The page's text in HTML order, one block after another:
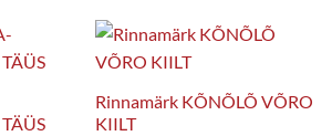
Rinnamärk KÕNÕLÕ VÕRO
KIILT